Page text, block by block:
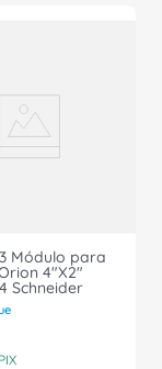
Módulo para
4"X2"
Schneider